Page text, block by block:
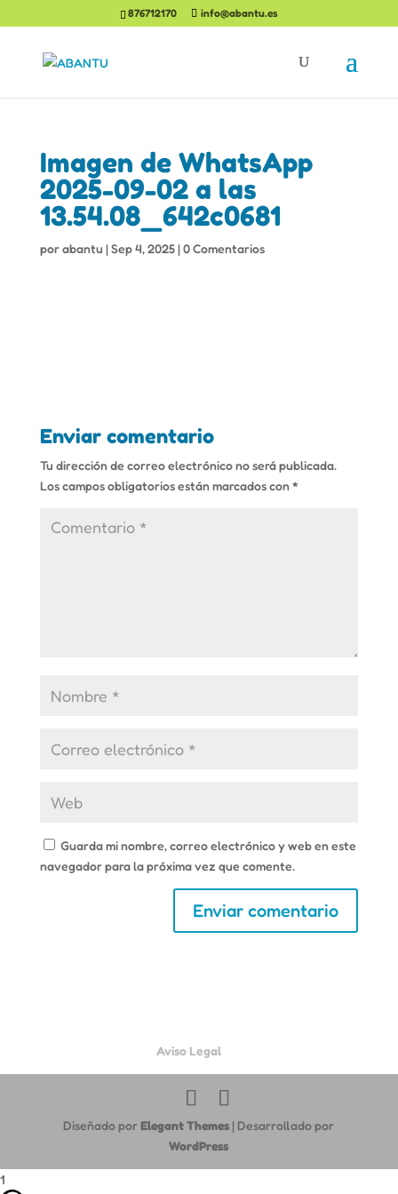
876712170 info@abantu.es
Imagen de WhatsApp
2025-09-02 a las
13.54.08_642c0681
porabantu |Sep 4, 2025|0 Comentarios
Enviar comentario
Tu dirección de correo electrónico no será publicada.
Los campos obligatorios están marcados con*
Guarda mi nombre, correo electrónico y web en este
navegador para la próxima vez que comente.
Aviso Legal
Diseñado porElegant Themes | Desarrollado por
WordPress
1